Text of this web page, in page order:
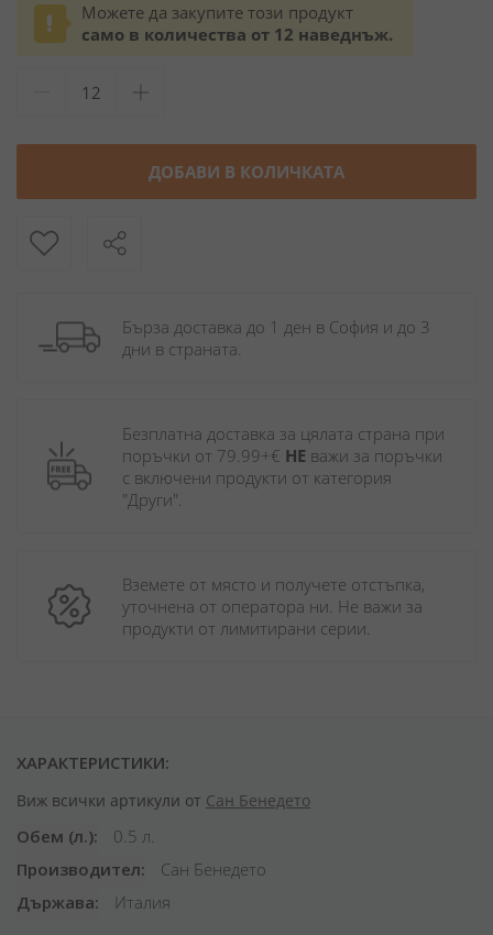
Можете да закупите този продукт
само в количества от 12 наведнъж.
ДОБАВИ В КОЛИЧКАТА
Бърза доставка до 1 ден в София и до 3
дни в страната.
Безплатна доставка за цялата страна при
поръчки от 79.99+€ НЕ важи за поръчки
с включени продукти от категория
"Други".
Вземете от място и получете отстъпка,
уточнена от оператора ни. Не важи за
продукти от лимитирани серии.
ХАРАКТЕРИСТИКИ:
Виж всички артикули от Сан Бенедето
Обем (л.)
0.5 л.
Производител
Сан Бенедето
Държава
Италия